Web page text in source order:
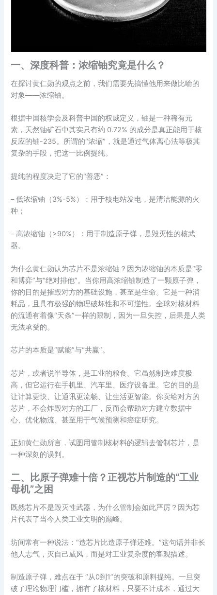
一、深度科普：浓缩铀究竟是什么？
在探讨黄仁勋的观点之前，我们需要先搞懂他用来做比喻的
对象——浓缩铀。
根据中国核学会及科普中国的权威定义，铀是一种稀有元
素，天然铀矿石中其实只有约 0.72% 的成分是真正能用于核
反应的铀-235。所谓的“浓缩”，就是通过气体离心法等极其
复杂的手段，把这一比例提纯。
提纯的程度决定了它的“善恶”：
– 低浓缩铀（3%-5%）：用于核电站发电，是清洁能源的火
种；
– 高浓缩铀（>90%）：用于制造原子弹，是毁灭性的核武
器。
为什么黄仁勋认为芯片不是浓缩铀？因为浓缩铀的本质是“零
和博弈”与“绝对排他”。当你用高浓缩铀制造了一颗原子弹，
你的目的是摧毁对方的基础设施，甚至是生命。它是一种消
耗品，且具有极强的物理破坏性和不可逆性。全球对核材料
的流通有着像“天条”一样的限制，因为一旦失控，后果是人类
无法承受的。
芯片的本质是“赋能”与“共赢”。
芯片，或者说半导体，是工业的粮食。它虽然制造难度极
高，但它运行在手机里、汽车里、医疗设备里。它的目的是
让计算更快、让通讯更流畅、让生活更智能。你卖给对方的
芯片，不会炸毁对方的工厂，反而会帮助对方建立数据中
心、优化物流、甚至用于气候预测和癌症研究。
正如黄仁勋所言，试图用管制核材料的逻辑去管制芯片，是
一种深刻的误判。
二、比原子弹难十倍？正视芯片制造的“工业
母机”之困
既然芯片不是毁灭性武器，为什么管制会如此严厉？因为芯
片代表了当今人类工业文明的巅峰。
坊间常有一种说法：“造芯片比造原子弹还难。”这句话并非长
他人志气，灭自己威风，而是对工业复杂度的客观描述。
制造原子弹，难点在于 “从0到1”的突破和原料提纯。一旦突
破了理论物理门槛，拥有了核材料，只要不计成本，通过大